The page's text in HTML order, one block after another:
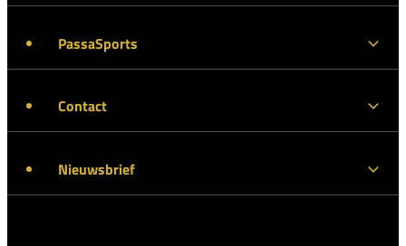
PassaSports
Contact
Nieuwsbrief